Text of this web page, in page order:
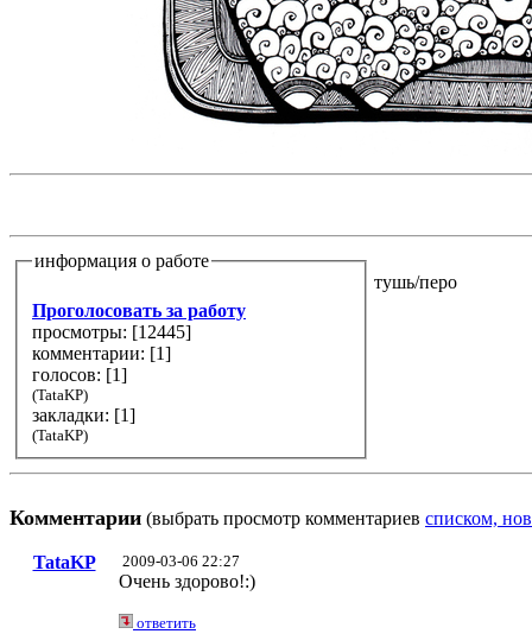
информация о работе
Проголосовать за работу
просмотры: [12445]
комментарии: [1]
голосов: [1]
(TataKP)
закладки: [1]
(TataKP)
тушь/перо
Комментарии (выбрать просмотр комментариев списком,
TataKP 2009-03-06 22:27
Очень здорово!:)
ответить